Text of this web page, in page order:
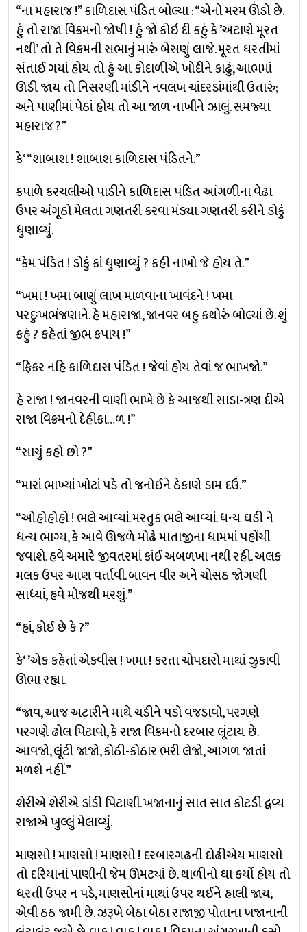
“ના મહારાજ !” કાળિદાસ પંડિત બોલ્યા : “એનો મરમ ઊંડો છે.
હું તો રાજા વિક્રમનો જોષી ! હું જો કોઇ દી કહું કે ’અટાણે મૂરત
નથી’ તો તે વિક્રમની સભાનું મારું બેસણું લાજે. મૂરત ધરતીમાં
સંતાઈ ગયાં હોય તો હું આ કોદાળીએ ખોદીને કાઢું, આભમાં
ઊડી જાય તો નિસરણી માંડીને નવલખ ચાંદરડાંમાંથી ઉતારું;
અને પાણીમાં પેઠાં હોય તો આ જાળ નાખીને ઝાલું. સમજ્યા
મહારાજ ?”
કે‘ “શાબાશ ! શાબાશ કાળિદાસ પંડિતને.”
કપાળે કરચલીઓ પાડીને કાળિદાસ પંડિત આંગળીના વેઢા
ઉપર અંગૂઠો મેલતા ગણતરી કરવા મંડ્યા. ગણતરી કરીને ડોકું
ધુણાવ્યું.
“કેમ પંડિત ! ડોકું કાં ધુણાવ્યું ? કહી નાખો જે હોય તે.”
“ખમા ! ખમા બાણું લાખ માળવાના ખાવંદને ! ખમા
પરદુઃખભંજણાને. હે મહારાજા, જાનવર બહુ કથોરું બોલ્યાં છે. શું
કહું ? કહેતાં જીભ કપાય !”
“ફિકર નહિ કાળિદાસ પંડિત ! જેવાં હોય તેવાં જ ભાખજો.”
હે રાજા ! જાનવરની વાણી ભાખે છે કે આજથી સાડા-ત્રણ દીએ
રાજા વિક્રમનો દેહીકા…ળ !”
“સાચું કહો છો ?”
“મારાં ભાખ્યાં ખોટાં પડે તો જનોઈને ઠેકાણે ડામ દઉં.”
“ઓહોહોહો ! ભલે આવ્યાં. મરતુક ભલે આવ્યાં. ધન્ય ઘડી ને
ધન્ય ભાગ્ય, કે આવે ઊજળે મોઢે માતાજીના ધામમાં પહોંચી
જવાશે. હવે અમારે જીવતરમાં કાંઈ અબળખા નથી રહી. અલક
મલક ઉપર આણ વર્તાવી. બાવન વીર અને ચોસઠ જોગણી
સાધ્યાં, હવે મોજથી મરશું.”
“હાં, કોઈ છે કે ?”
કે‘ ’એક કહેતાં એકવીસ ! ખમા ! કરતા ચોપદારો માથાં ઝુકાવી
ઊભા રહ્યા.
“જાવ, આજ અટારીને માથે ચડીને પડો વજડાવો, પરગણે
પરગણે ઢોલ પિટાવો, કે રાજા વિક્રમનો દરબાર લૂંટાય છે.
આવજો, લૂંટી જાજો, કોઠી-કોઠાર ભરી લેજો, આગળ જાતાં
મળશે નહીં.”
શેરીએ શેરીએ ડાંડી પિટાણી. ખજાનાનું સાત સાત કોટડી દ્વવ્ય
રાજાએ ખુલ્લું મેલાવ્યું.
માણસો ! માણસો ! માણસો ! દરબારગઢની દોઢીએય માણસો
તો દરિયાનાં પાણીની જેમ ઊમટ્યાં છે. થાળીનો ઘા કર્યો હોય તો
ધરતી ઉપર ન પડે, માણસોનાં માથાં ઉપર થઈને હાલી જાય,
એવી ઠઠ જામી છે. ઝરૂખે બેઠા બેઠા રાજાજી પોતાના ખજાનાની